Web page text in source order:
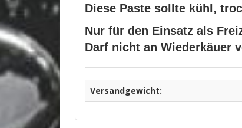
Diese Paste sollte kühl,
Nur für den Einsatz als
Darf nicht an Wiederkäuer
Versandgewicht: